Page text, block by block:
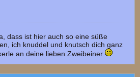
dass ist hier auch so eine süße
ich knuddel und knutsch dich ganz
an deine lieben Zweibeiner